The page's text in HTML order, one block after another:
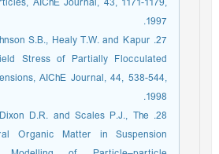
1997.
S.B., Healy T.W. and Kapur
Stress of Partially Flocculated
AIChE Journal, 44, 538-544,
1998.
Dixon D.R. and Scales P.J., The
Organic Matter in Suspension